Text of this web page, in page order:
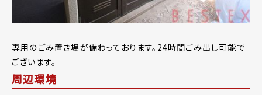
専用のごみ置き場が備わっております。24時間ごみ出し可能で
ございます。
周辺環境